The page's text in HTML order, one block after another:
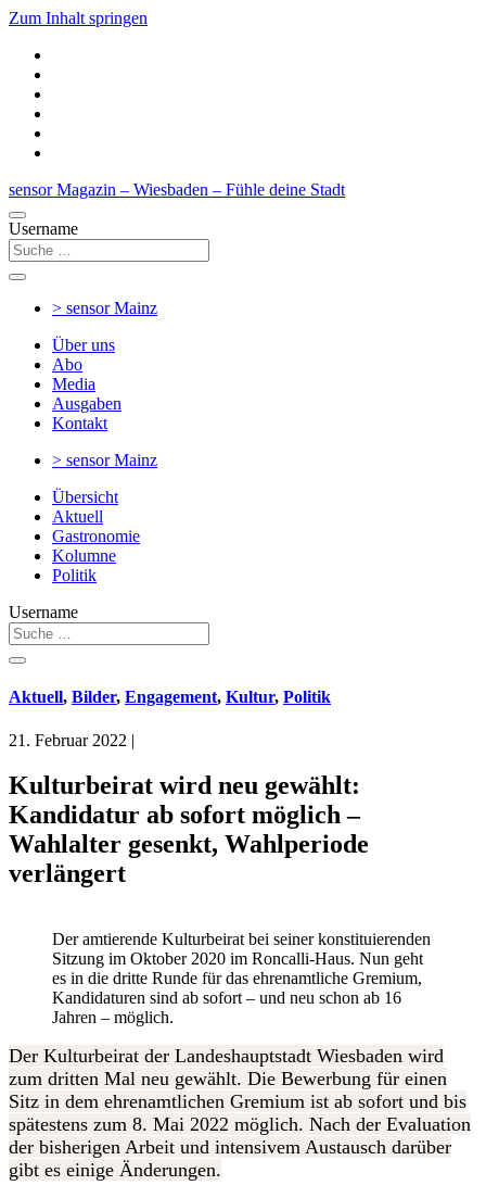
Zum Inhalt springen
sensor Magazin – Wiesbaden – Fühle deine Stadt
Username
> sensorMainz
Über uns
Abo
Media
Ausgaben
Kontakt
> sensorMainz
Übersicht
Aktuell
Gastronomie
Kolumne
Politik
Username
Aktuell, Bilder, Engagement, Kultur, Politik
21. Februar 2022 |
Kulturbeirat wird neu gewählt:
Kandidatur ab sofort möglich –
Wahlalter gesenkt, Wahlperiode
verlängert
Der amtierende Kulturbeirat bei seiner konstituierenden
Sitzung im Oktober 2020 im Roncalli-Haus. Nun geht
es in die dritte Runde für das ehrenamtliche Gremium,
Kandidaturen sind ab sofort – und neu schon ab 16
Jahren – möglich.
Der Kulturbeirat der Landeshauptstadt Wiesbaden wird
zum dritten Mal neu gewählt. Die Bewerbung für einen
Sitz in dem ehrenamtlichen Gremium ist ab sofort und bis
spätestens zum 8. Mai 2022 möglich. Nach der Evaluation
der bisherigen Arbeit und intensivem Austausch darüber
gibt es einige Änderungen.